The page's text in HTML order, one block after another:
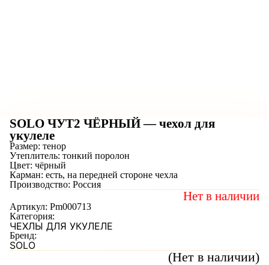
SOLO ЧУТ2 ЧЁРНЫЙ — чехол для
укулеле
(Нет в наличии)
Размер: тенор
Утеплитель: тонкий поролон
Цвет: чёрный
Карман: есть, на передней стороне чехла
Производство: Россия
Нет в наличии
Артикул: Pm000713
Категория:
ЧЕХЛЫ ДЛЯ УКУЛЕЛЕ
Бренд:
SOLO